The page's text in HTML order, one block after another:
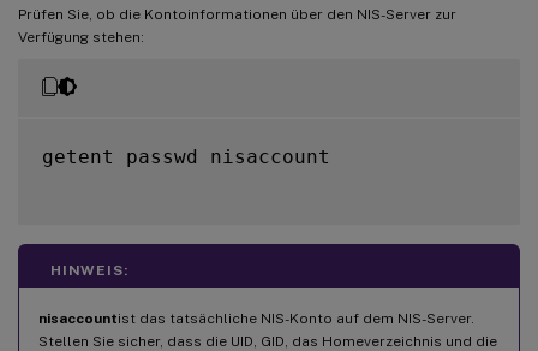
Prüfen Sie, ob die Kontoinformationen über den NIS-Server zur
Verfügung stehen:
getent passwd nisaccount
HINWEIS:
nisaccountist das tatsächliche NIS-Konto auf dem NIS-Server.
Stellen Sie sicher, dass die UID, GID, das Homeverzeichnis und die